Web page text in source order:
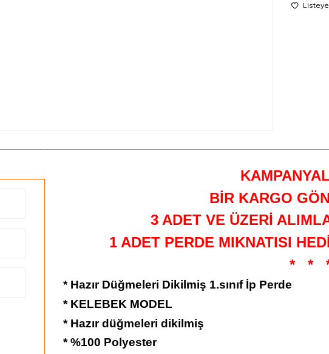
BİR KARGO
3 ADET VE ÜZERİ
1 ADET PERDE MIKNATISI
*
*
* Hazır Düğmeleri Dikilmiş 1.sınıf İp Perde
* KELEBEK MODEL
* Hazır düğmeleri dikilmiş
* %100 Polyester